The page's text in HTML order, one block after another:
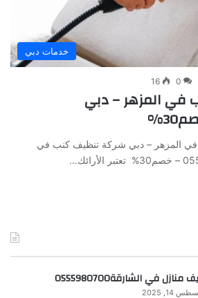
خدمات دبي
0
16
المزهر – دبي
المزهر – دبي شركة تنظيف كنب في
في الشارقة0555980700
14, 2025